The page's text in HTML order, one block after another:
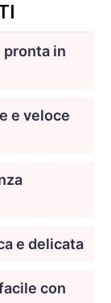
pronta in
e veloce
e delicata
con